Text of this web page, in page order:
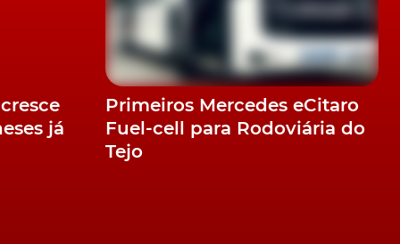
já
Primeiros Mercedes eCitaro
Fuel-cell para Rodoviária do
Tejo